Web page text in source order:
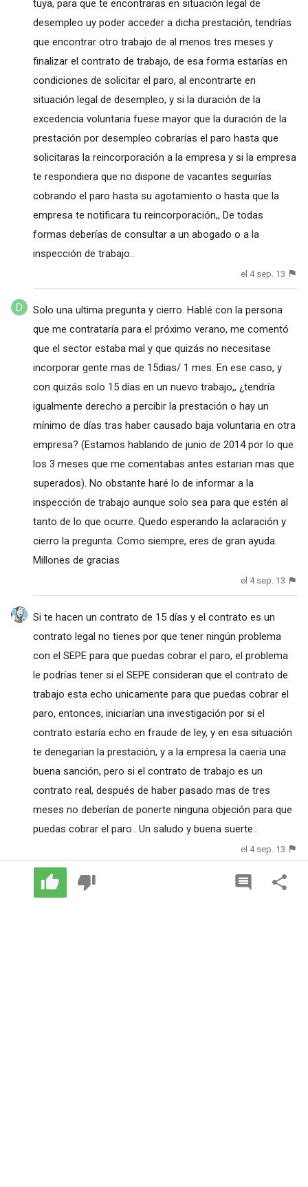
tuya, para que te encontraras en situación legal de
desempleo uy poder acceder a dicha prestación, tendrías
que encontrar otro trabajo de al menos tres meses y
finalizar el contrato de trabajo, de esa forma estarías en
condiciones de solicitar el paro, al encontrarte en
situación legal de desempleo, y si la duración de la
excedencia voluntaria fuese mayor que la duración de la
prestación por desempleo cobrarías el paro hasta que
solicitaras la reincorporación a la empresa y si la empresa
te respondiera que no dispone de vacantes seguirías
cobrando el paro hasta su agotamiento o hasta que la
empresa te notificara tu reincorporación,, De todas
formas deberías de consultar a un abogado o a la
inspección de trabajo..
el 4 sep. 13
Solo una ultima pregunta y cierro. Hablé con la persona
que me contrataría para el próximo verano, me comentó
que el sector estaba mal y que quizás no necesitase
incorporar gente mas de 15dias/ 1 mes. En ese caso, y
con quizás solo 15 días en un nuevo trabajo,, ¿tendría
igualmente derecho a percibir la prestación o hay un
mínimo de días tras haber causado baja voluntaria en otra
empresa? (Estamos hablando de junio de 2014 por lo que
los 3 meses que me comentabas antes estarian mas que
superados). No obstante haré lo de informar a la
inspección de trabajo aunque solo sea para que estén al
tanto de lo que ocurre. Quedo esperando la aclaración y
cierro la pregunta. Como siempre, eres de gran ayuda.
Millones de gracias
el 4 sep. 13
Si te hacen un contrato de 15 días y el contrato es un
contrato legal no tienes por que tener ningún problema
con el SEPE para que puedas cobrar el paro, el problema
le podrías tener si el SEPE consideran que el contrato de
trabajo esta echo unicamente para que puedas cobrar el
paro, entonces, iniciarían una investigación por si el
contrato estaría echo en fraude de ley, y en esa situación
te denegarían la prestación, y a la empresa la caería una
buena sanción, pero si el contrato de trabajo es un
contrato real, después de haber pasado mas de tres
meses no deberían de ponerte ninguna objeción para que
puedas cobrar el paro.. Un saludo y buena suerte..
el 4 sep. 13